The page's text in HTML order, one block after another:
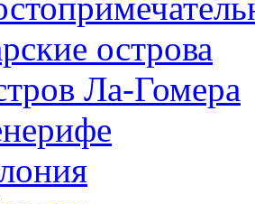
острова
Ла-Гомера